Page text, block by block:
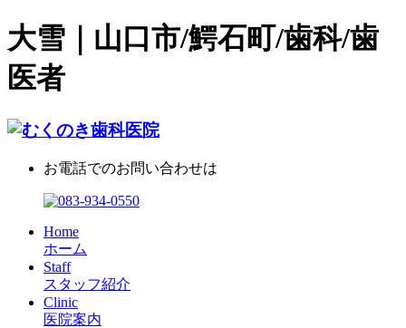
大雪｜山口市/鰐石町/歯科/歯
医者
お電話でのお問い合わせは
Home
ホーム
Staff
スタッフ紹介
Clinic
医院案内